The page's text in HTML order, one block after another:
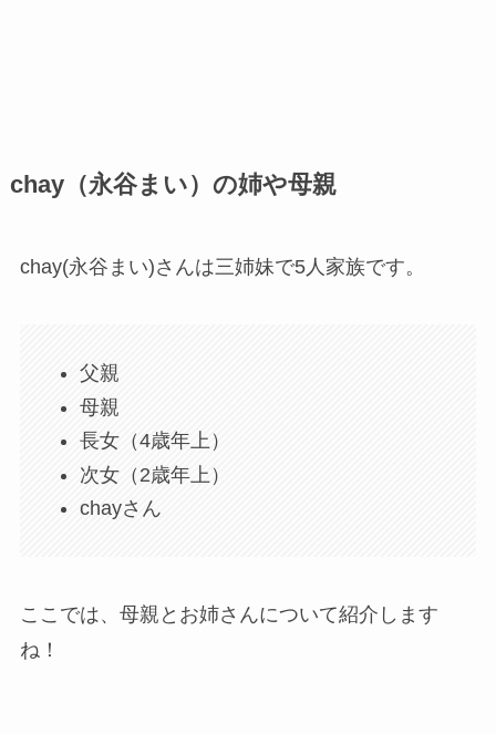
chay（永谷まい）の姉や母親
chay(永谷まい)さんは三姉妹で5人家族です。
父親
母親
長女（4歳年上）
次女（2歳年上）
chayさん
ここでは、母親とお姉さんについて紹介します
ね！